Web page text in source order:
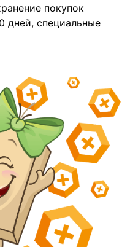
покупок
дней, специальные